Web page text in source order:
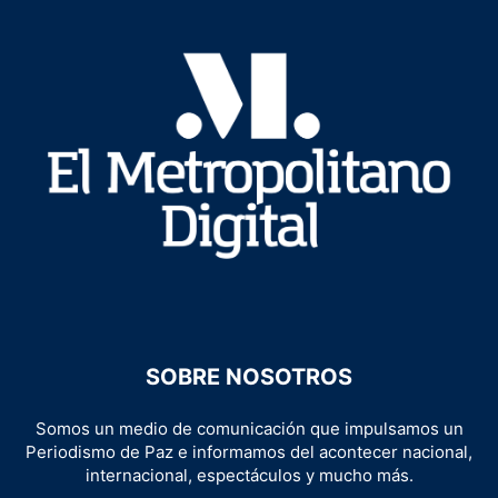
SOBRE NOSOTROS
Somos un medio de comunicación que impulsamos un
Periodismo de Paz e informamos del acontecer nacional,
internacional, espectáculos y mucho más.